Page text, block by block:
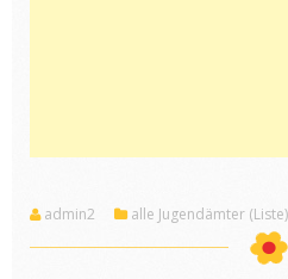
admin2 alle Jugendämter (Liste)